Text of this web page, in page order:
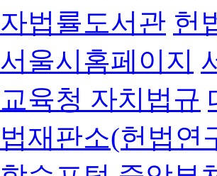
자법률도서관 헌
서울시홈페이지
교육청 자치법규
법재판소(헌법연